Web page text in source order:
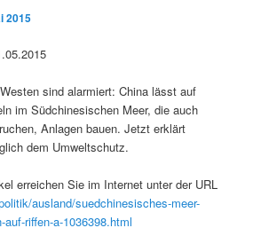
2015
sind alarmiert: China lässt auf
im Südchinesischen Meer, die auch
Anlagen bauen. Jetzt erklärt
dem Umweltschutz.
erreichen Sie im Internet unter der URL
ausland/suedchinesisches-meer-
riffen-a-1036398.html